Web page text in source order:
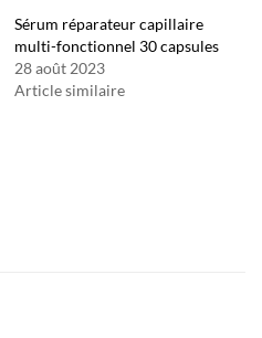
Sérum réparateur capillaire
multi-fonctionnel 30 capsules
28 août 2023
Article similaire